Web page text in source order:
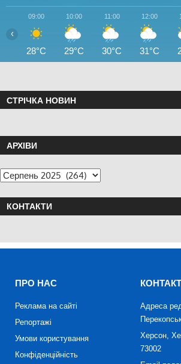
09:00
28°C
10:00
29°C
11:00
30°C
12:00
31°C
‹
СТРІЧКА НОВИН
АРХІВИ
КОНТАКТИ
ПРО НАС
Реклама на сайті
Репортажі
Умови користування
Конфіденційність
Адреса
Херсон,
73002